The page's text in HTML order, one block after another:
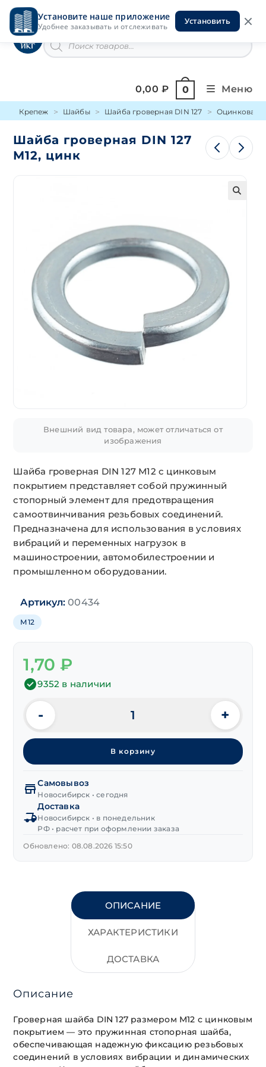
Установите наше приложение
Удобнее заказывать и отслеживать
Установить
Перейти
содержимомуИнструменты на Горской
товаров
0,00₽ 0 Меню
Крепеж Шайбы Шайба гроверная DIN 127
Шайба гроверная DIN 127
М12, цинк
Внешний вид товара, может отличаться от
изображения
Шайба гроверная DIN 127 М12 с цинковым
покрытием представляет собой пружинный
стопорный элемент для предотвращения
самоотвинчивания резьбовых соединений.
Предназначена для использования в условиях
вибраций и переменных нагрузок в
машиностроении, автомобилестроении и
промышленном оборудовании.
Артикул: 00434
М12
1,70₽
9352 в наличии
Количество
товара
Шайба
гроверная
М12,
цинк
- +
В корзину
Самовывоз
Новосибирск • сегодня
Доставка
Новосибирск • в понедельник
РФ • расчет при оформлении заказа
Обновлено: 08.08.2026 15:50
ОПИСАНИЕ
ХАРАКТЕРИСТИКИ
ДОСТАВКА
Описание
Гроверная шайба DIN 127 размером М12 с цинковым
покрытием — это пружинная стопорная шайба,
обеспечивающая надежную фиксацию резьбовых
соединений в условиях вибрации и динамических